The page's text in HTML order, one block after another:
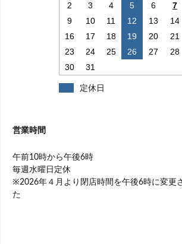
2
3 4 5 6 7
9
10 11 12 13 14
16
17 18 19 20 21
23
24 25 26 27 28
30
31
定休日
営業時間
午前10時から午後6時
毎週水曜日定休
※2026年４月より閉店時間を午後6時に変更
た